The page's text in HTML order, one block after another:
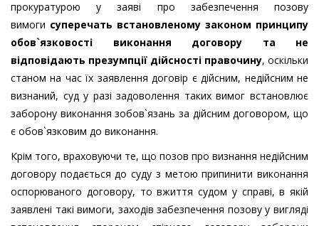
прокуратурою у заяві про забезпечення позову
вимоги суперечать встановленому законом принципу
обов`язковості виконання договору та не
відповідають презумпції дійсності правочину, оскільки
станом на час їх заявлення договір є дійсним, недійсним не
визнаний, суд у разі задоволення таких вимог встановлює
заборону виконання зобов`язань за дійсним договором, що
є обов`язковим до виконання.
Крім того, враховуючи те, що позов про визнання недійсним
договору подається до суду з метою припинити виконання
оспорюваного договору, то вжиття судом у справі, в якій
заявлені такі вимоги, заходів забезпечення позову у вигляді